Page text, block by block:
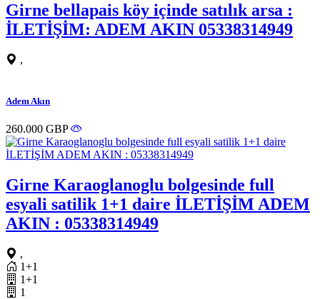
Girne bellapais köy içinde satılık arsa :
İLETİŞİM: ADEM AKIN 05338314949
,
Adem Akın
260.000 GBP
Girne Karaoglanoglu bolgesinde full
esyali satilik 1+1 daire İLETİŞİM ADEM
AKIN : 05338314949
,
1+1
1+1
1